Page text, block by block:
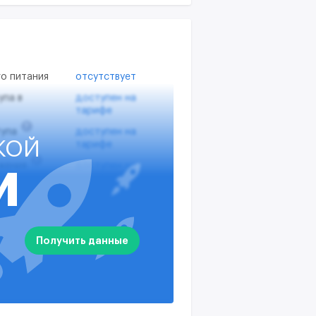
Получить данные
питания отсутствует
в
доступен на
тарифе
доступен на
тарифе
доступен на
тарифе
вводов
доступен на
тарифе
здания
доступен на
тарифе